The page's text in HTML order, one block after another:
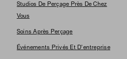
Studios De Perçage Près De Chez
Vous
Soins Après Perçage
Événements Privés Et D'entreprise